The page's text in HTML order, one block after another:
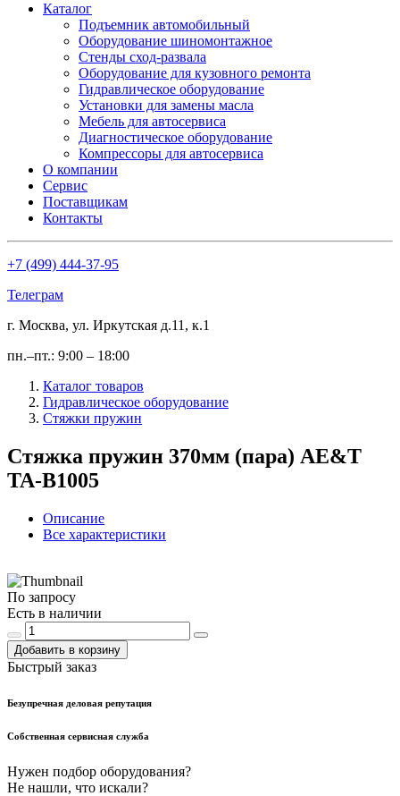
Каталог
Подъемник автомобильный
Оборудование шиномонтажное
Стенды сход-развала
Оборудование для кузовного ремонта
Гидравлическое оборудование
Установки для замены масла
Мебель для автосервиса
Диагностическое оборудование
Компрессоры для автосервиса
О компании
Сервис
Поставщикам
Контакты
+7 (499) 444-37-95
Телеграм
г. Москва, ул. Иркутская д.11, к.1
пн.–пт.: 9:00 – 18:00
Каталог товаров
Гидравлическое оборудование
Стяжки пружин
Стяжка пружин 370мм (пара) AE&T
TA-B1005
Описание
Все характеристики
По запросу
Есть в наличии
Добавить в корзину
Быстрый заказ
Безупречная деловая репутация
Собственная сервисная служба
Нужен подбор оборудования?
Не нашли, что искали?